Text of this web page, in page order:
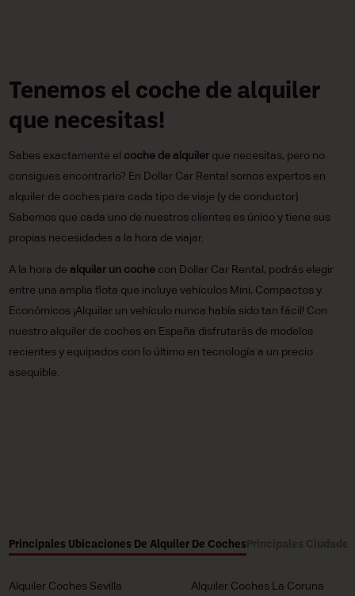
Tenemos el coche de alquiler
que necesitas!
Sabes exactamente el coche de alquilerque necesitas, pero no
consigues encontrarlo? En Dollar Car Rental somos expertos en
alquiler de coches para cada tipo de viaje (y de conductor)
Sabemos que cada uno de nuestros clientes es único y tiene sus
propias necesidades a la hora de viajar.
A la hora de alquilar un cochecon Dollar Car Rental, podrás elegir
entre una amplia flota que incluye vehículos Mini, Compactos y
Económicos ¡Alquilar un vehículo nunca había sido tan fácil! Con
nuestro alquiler de coches en España disfrutarás de modelos
recientes y equipados con lo último en tecnología a un precio
asequible.
Principales Ubicaciones De Alquiler De Coches
Alquiler Coches Sevilla
Alquiler Coches La Coruna